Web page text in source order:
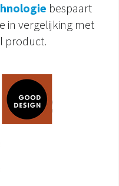
bespaart
in vergelijking met
product.